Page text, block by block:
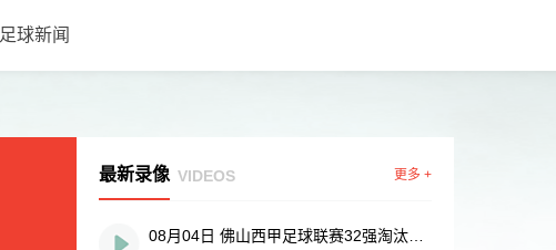
足球新闻
最新录像 VIDEOS 更多 +